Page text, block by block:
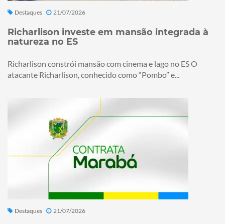
Destaques 21/07/2026
Richarlison investe em mansão integrada à
natureza no ES
Richarlison constrói mansão com cinema e lago no ES O
atacante Richarlison, conhecido como “Pombo” e...
Destaques 21/07/2026